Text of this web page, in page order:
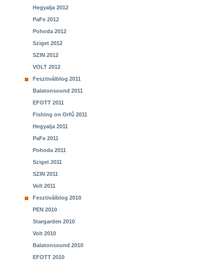
Hegyalja 2012
PaFe 2012
Pohoda 2012
Sziget 2012
SZIN 2012
VOLT 2012
Fesztiválblog 2011
Balatonsound 2011
EFOTT 2011
Fishing on Orfű 2011
Hegyalja 2011
PaFe 2011
Pohoda 2011
Sziget 2011
SZIN 2011
Volt 2011
Fesztiválblog 2010
PEN 2010
Stargarden 2010
Volt 2010
Balatonsound 2010
EFOTT 2010